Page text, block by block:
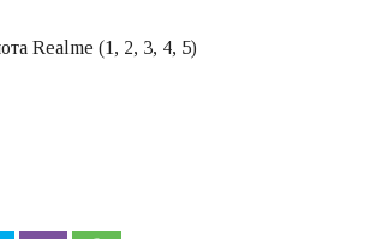
Realme (1, 2, 3, 4, 5)